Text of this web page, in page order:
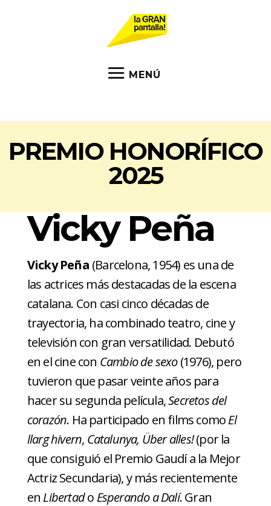
PREMIO HONORÍFICO
2025
Vicky Peña
Vicky Peña (Barcelona, 1954) es una de
las actrices más destacadas de la escena
catalana. Con casi cinco décadas de
trayectoria, ha combinado teatro, cine y
televisión con gran versatilidad. Debutó
en el cine con Cambio de sexo(1976), pero
tuvieron que pasar veinte años para
hacer su segunda película,Secretos del
corazón. Ha participado en films comoEl
llarg hivern, Catalunya, Über alles!(por la
que consiguió el Premio Gaudí a la Mejor
Actriz Secundaria), y más recientemente
en Libertado Esperando a Dalí. Gran